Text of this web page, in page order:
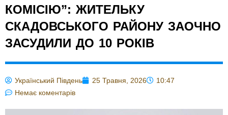
КОМІСІЮ”: ЖИТЕЛЬКУ
СКАДОВСЬКОГО РАЙОНУ ЗАОЧНО
ЗАСУДИЛИ ДО 10 РОКІВ
Український Південь 25 Травня, 2026
10:47
Немає коментарів